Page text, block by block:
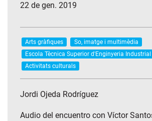
22 de gen. 2019
Arts gràfiques
So, imatge i multimèdia
Escola Tècnica Superior d'Enginyeria
Activitats culturals
Jordi Ojeda Rodríguez
Audio del encuentro con Víctor